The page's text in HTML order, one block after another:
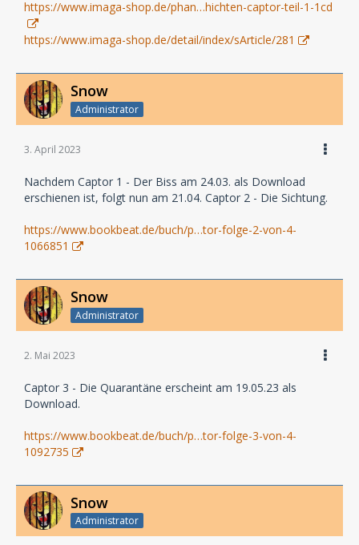
https://www.imaga-shop.de/phan…hichten-captor-teil-1-1cd
https://www.imaga-shop.de/detail/index/sArticle/281
Snow
Administrator
3. April 2023
Nachdem Captor 1 - Der Biss am 24.03. als Download
erschienen ist, folgt nun am 21.04. Captor 2 - Die Sichtung.
https://www.bookbeat.de/buch/p…tor-folge-2-von-4-
1066851
Snow
Administrator
2. Mai 2023
Captor 3 - Die Quarantäne erscheint am 19.05.23 als
Download.
https://www.bookbeat.de/buch/p…tor-folge-3-von-4-
1092735
Snow
Administrator